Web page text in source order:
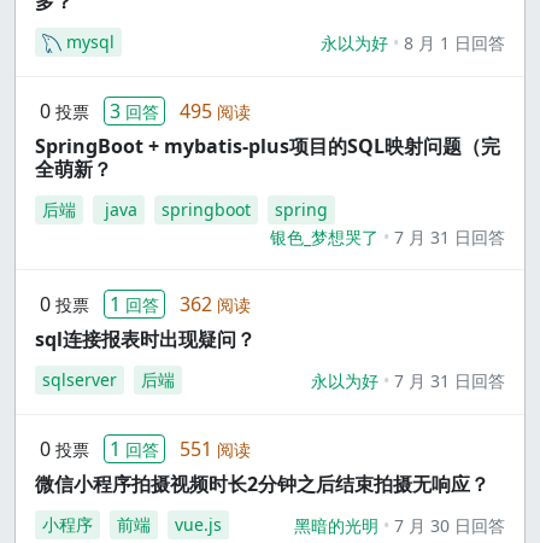
mysql 永以为好 8 月 1 日回答
0 投票 3 回答 495 阅读
SpringBoot + mybatis-plus项目的SQL映射问题（完
全萌新？
后端 java springboot
spring
银色_梦想哭了
7 月 31 日回答
0 投票 1 回答 362 阅读
sql连接报表时出现疑问？
sqlserver 后端 永以为好 7 月 31 日回答
0 投票 1 回答 551 阅读
微信小程序拍摄视频时长2分钟之后结束拍摄无响应？
小程序 前端 vue.js 黑暗的光明 7 月 30 日回答